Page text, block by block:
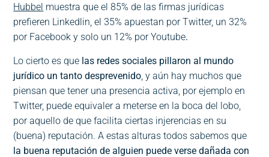
Hubbel muestra que el 85% de las firmas jurídicas
prefieren Linkedlin, el 35% apuestan por Twitter, un 32%
por Facebook y solo un 12% por Youtube.
Lo cierto es que las redes sociales pillaron al mundo
jurídico un tanto desprevenido , y aún hay muchos que
piensan que tener una presencia activa, por ejemplo en
Twitter, puede equivaler a meterse en la boca del lobo,
por aquello de que facilita ciertas injerencias en su
(buena) reputación. A estas alturas todos sabemos que
la buena reputación de alguien puede verse dañada con